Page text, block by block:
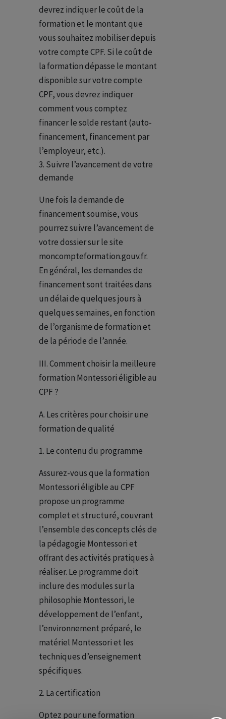
devrez indiquer le coût de la
formation et le montant que
vous souhaitez mobiliser depuis
votre compte CPF. Si le coût de
la formation dépasse le montant
disponible sur votre compte
CPF, vous devrez indiquer
comment vous comptez
financer le solde restant (auto-
financement, financement par
l’employeur, etc.).
Suivre l’avancement de votre
demande
Une fois la demande de
financement soumise, vous
pourrez suivre l’avancement de
votre dossier sur le site
moncompteformation.gouv.fr.
En général, les demandes de
financement sont traitées dans
un délai de quelques jours à
quelques semaines, en fonction
de l’organisme de formation et
de la période de l’année.
III. Comment choisir la meilleure
formation Montessori éligible au
CPF ?
A. Les critères pour choisir une
formation de qualité
Le contenu du programme
Assurez-vous que la formation
Montessori éligible au CPF
propose un programme
complet et structuré, couvrant
l’ensemble des concepts clés de
la pédagogie Montessori et
offrant des activités pratiques à
réaliser. Le programme doit
inclure des modules sur la
philosophie Montessori, le
développement de l’enfant,
l’environnement préparé, le
matériel Montessori et les
techniques d’enseignement
spécifiques.
La certification
Optez pour une formation